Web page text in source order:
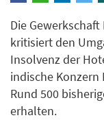
Die
kritisiert den
Insolvenz der
indische
Rund 500
erhalten.